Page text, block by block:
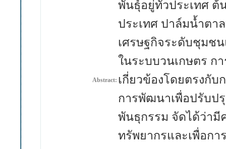
Abstract:
พันธุ์อยู่ทั่วประเทศ
ประเทศ ปาล์มน้ำต
เศรษฐกิจระดับชุมช
ในระบบวนเกษตร ก
เกี่ยวข้องโดยตรงกับ
การพัฒนาเพื่อปรับป
พันธุกรรม จัดได้ว่า
ทรัพยากรและเพื่อกา